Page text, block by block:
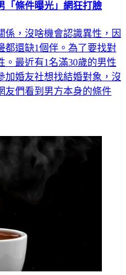
條件曝光」網狂打臉
係，沒啥機會認識異性，因
都還缺1個伴。為了要找對
。最近有1名滿30歲的男性
加婚友社想找結婚對象，沒
友們看到男方本身的條件